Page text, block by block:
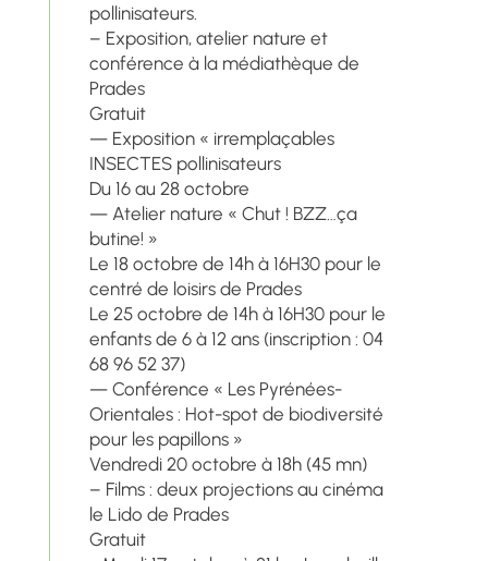
pollinisateurs.
– Exposition, atelier nature et
conférence à la médiathèque de
Prades
Gratuit
— Exposition « irremplaçables
INSECTES pollinisateurs
Du 16 au 28 octobre
— Atelier nature « Chut ! BZZ…ça
butine! »
Le 18 octobre de 14h à 16H30 pour le
centré de loisirs de Prades
Le 25 octobre de 14h à 16H30 pour le
enfants de 6 à 12 ans (inscription : 04
68 96 52 37)
— Conférence « Les Pyrénées-
Orientales : Hot-spot de biodiversité
pour les papillons »
Vendredi 20 octobre à 18h (45 mn)
– Films : deux projections au cinéma
le Lido de Prades
Gratuit